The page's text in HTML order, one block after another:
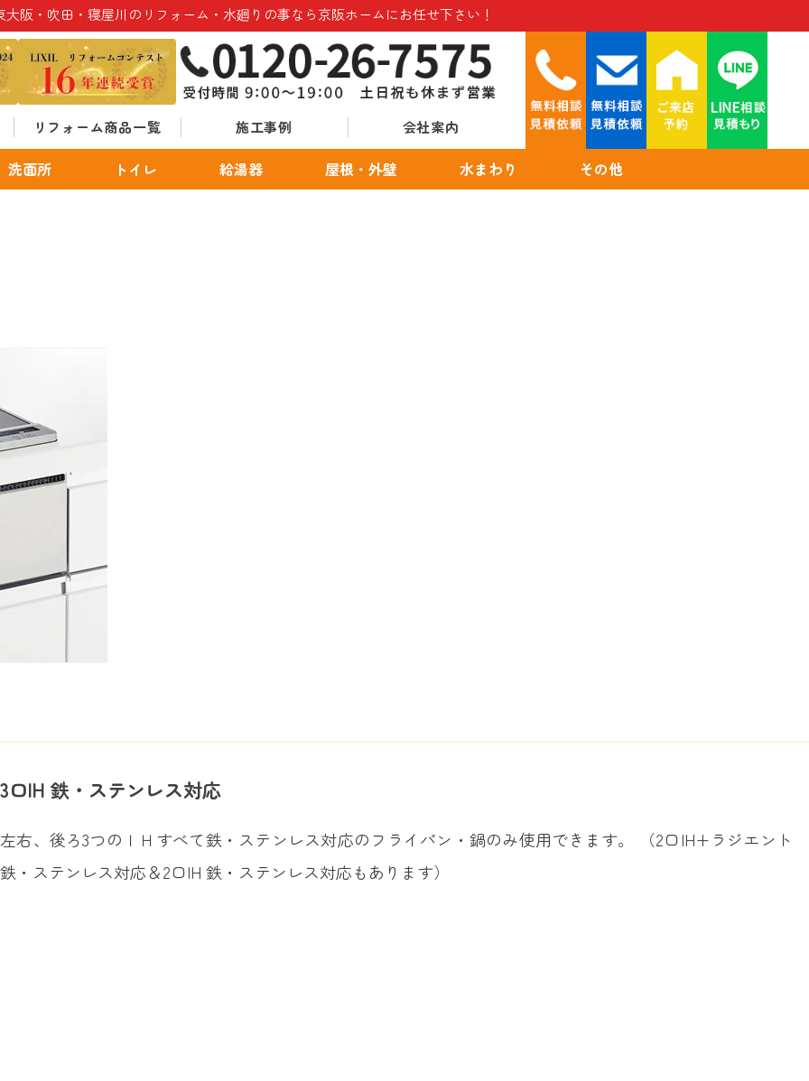
阪・吹田・寝屋川のリフォーム・水廻りの事なら京阪ホームにお任せ下さい！
リフォーム商品一覧 施工事例 会社案内
洗面所 トイレ 給湯器 屋根・外壁 水まわり その他
3口IH 鉄・ステンレス対応
左右、後ろ3つのＩＨすべて鉄・ステンレス対応のフライパン・鍋のみ使用できます。 （2口IH+ラジエント
鉄・ステンレス対応＆2口IH 鉄・ステンレス対応もあります）